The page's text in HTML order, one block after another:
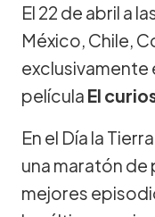
El 22 de abril a
México, Chile,
exclusivamente
película El
En el Día la
una maratón
mejores